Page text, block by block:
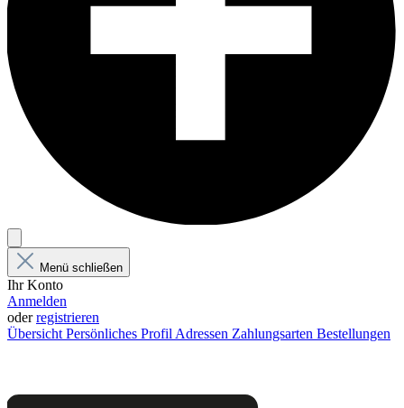
Menü schließen
Ihr Konto
Anmelden
oderregistrieren
Übersicht Persönliches Profil Adressen Zahlungsarten Bestellungen